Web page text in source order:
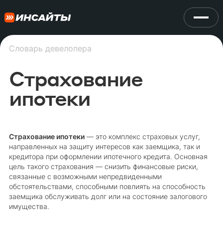
Словарь девелопера
Страхование
ипотеки
Страхование ипотеки— это комплекс страховых услуг,
направленных на защиту интересов как заемщика, так и
кредитора при оформлении ипотечного кредита. Основная
цель такого страхования — снизить финансовые риски,
связанные с возможными непредвиденными
обстоятельствами, способными повлиять на способность
заемщика обслуживать долг или на состояние залогового
имущества.